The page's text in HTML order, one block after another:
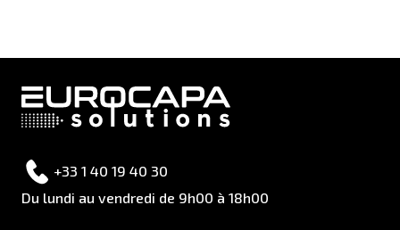
+33 1 40 19 40 30
Du lundi au vendredi de 9h00 à 18h00